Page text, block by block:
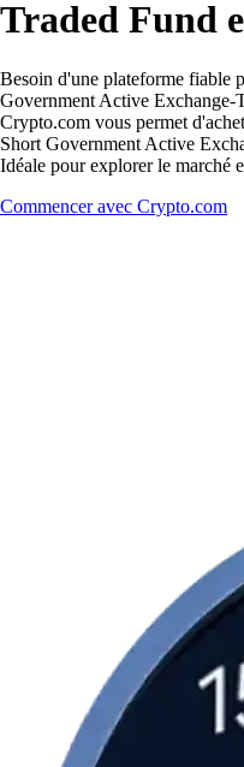
Traded Fund
Besoin d'une plateforme fiable
Government Active Exchange-
Crypto.com vous permet
Short Government Active
Idéale pour explorer le marché
Commencer avec Crypto.com